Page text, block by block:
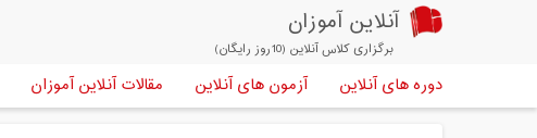
آنلاین آموزان
برگزاری کلاس آنلاین (10روز رایگان)
دوره های آنلاین آزمون های آنلاین مقالات آنلاین آموزان